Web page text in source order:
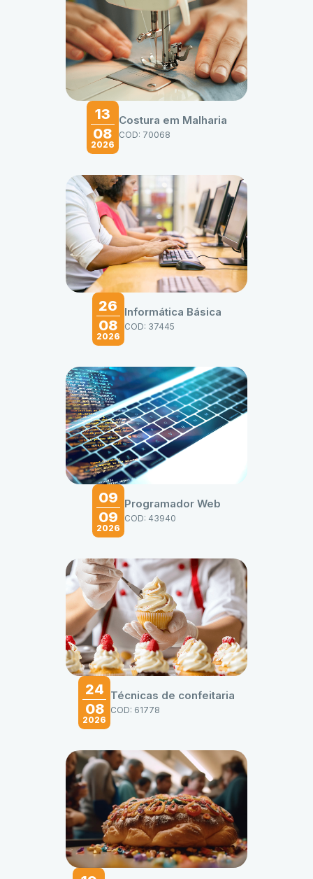
13
08
2026
Costura em Malharia
COD: 70068
26
08
2026
Informática Básica
COD: 37445
09
09
2026
Programador Web
COD: 43940
24
08
2026
Técnicas de confeitaria
COD: 61778